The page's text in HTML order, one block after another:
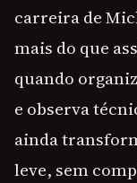
carreira de
mais do que
quando
e observa
ainda
leve, sem